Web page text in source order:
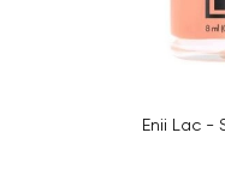
Enii Lac -